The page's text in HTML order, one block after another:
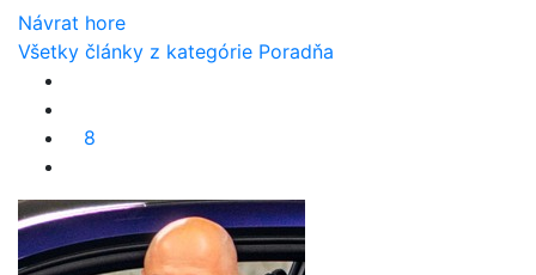
Návrat hore
Všetky články z kategórie Poradňa
8